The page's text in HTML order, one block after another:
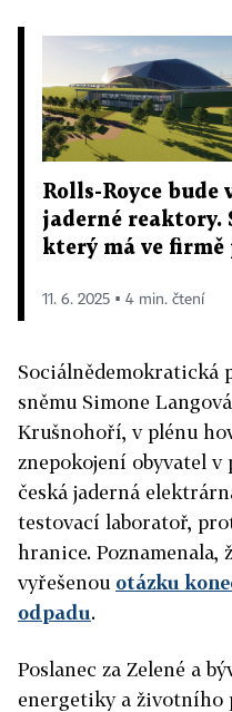
Rolls-Royce
jaderné reaktory.
který má ve firmě
11. 6. 2025 ▪ 4 min. čtení
Sociálnědemokratická
sněmu Simone
Krušnohoří, v plénu
znepokojení obyvatel
česká jaderná
testovací laboratoř,
hranice. Poznamenala,
vyřešenou otázku
odpadu.
Poslanec za Zelené a
energetiky a životního